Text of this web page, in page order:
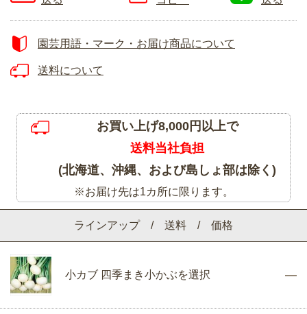
ラインアップ / 送料 / 価格
小カブ 四季まき小かぶを選択
園芸用語・マーク・お届け商品について
送料について
お買い上げ8,000円以上で
送料当社負担
(北海道、沖縄、および島しょ部は除く)
※お届け先は1カ所に限ります。